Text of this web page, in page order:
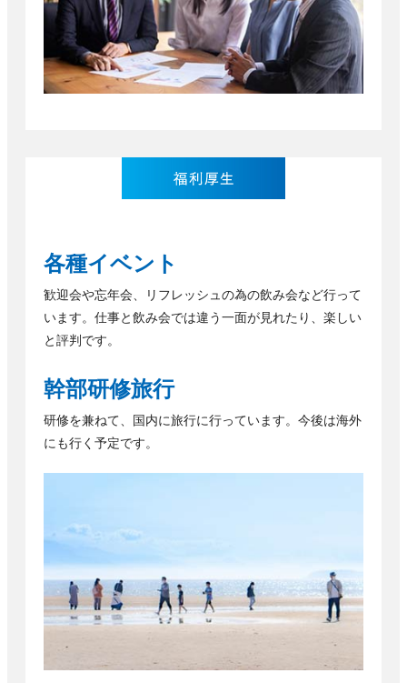
各種イベント
歓迎会や忘年会、リフレッシュの為の飲み会など行って
います。仕事と飲み会では違う一面が見れたり、楽しい
と評判です。
幹部研修旅行
研修を兼ねて、国内に旅行に行っています。今後は海外
にも行く予定です。